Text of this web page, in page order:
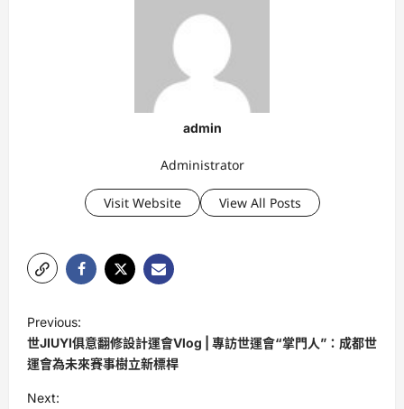
admin
Administrator
Visit Website View All Posts
o
s
t
Previous:
世JIUYI俱意翻修設計運會Vlog | 專訪世運會“掌門人”：成都世
運會為未來賽事樹立新標桿
Next: